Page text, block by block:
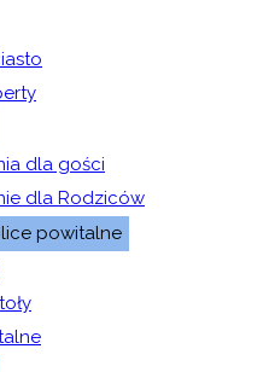
dla gości
dla Rodziców
powitalne